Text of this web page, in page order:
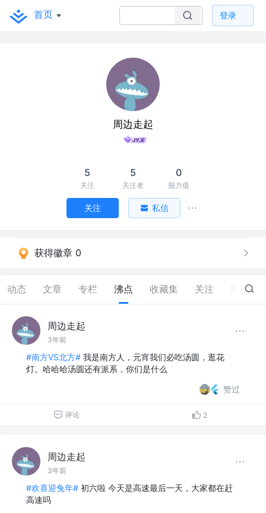
首页 登录
周边走起
5
关注
5
关注者
0
掘力值
关注 私信
获得徽章 0
动态 文章 专栏 沸点 收藏集 关注 2
周边走起
3年前
#南方VS北方# 我是南方人，元宵我们必吃汤圆，逛花
灯。哈哈哈汤圆还有派系，你们是什么
赞过
评论 2
周边走起
3年前
#欢喜迎兔年# 初六啦 今天是高速最后一天，大家都在赶
高速吗